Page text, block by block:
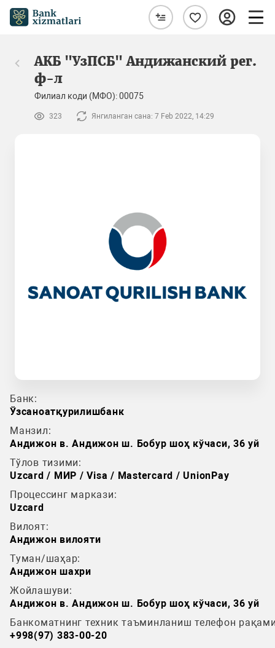
АКБ "УзПСБ" Андижанский рег.
ф-л
Филиал коди (МФО): 00075
323 Янгиланган сана: 7 Feb 2022, 14:29
Банк:
Ўзсаноатқурилишбанк
Манзил:
Андижон в. Андижон ш. Бобур шоҳ кўчаси, 36 уй
Тўлов тизими:
Uzcard / МИР / Visa / Mastercard / UnionPay
Процессинг маркази:
Uzcard
Вилоят:
Андижон вилояти
Туман/шаҳар:
Андижон шахри
Жойлашуви:
Андижон в. Андижон ш. Бобур шоҳ кўчаси, 36 уй
Банкоматнинг техник таъминланиш телефон
+998(97) 383-00-20